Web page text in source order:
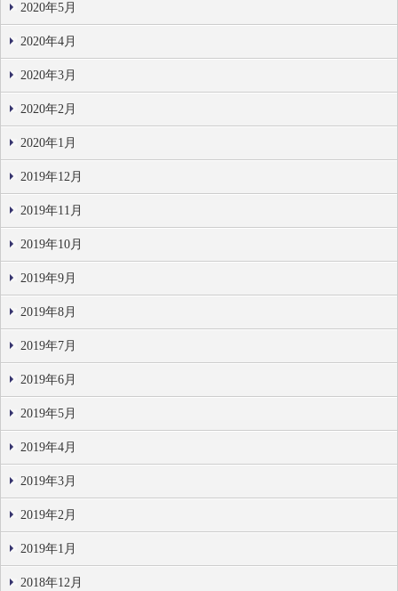
2020年5月
2020年4月
2020年3月
2020年2月
2020年1月
2019年12月
2019年11月
2019年10月
2019年9月
2019年8月
2019年7月
2019年6月
2019年5月
2019年4月
2019年3月
2019年2月
2019年1月
2018年12月